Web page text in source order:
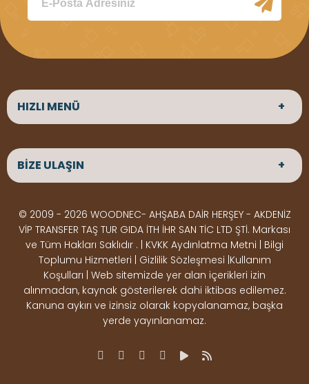
HIZLI MENÜ
ANASAYFA
HAKKIMIZDA
ÜRÜNLER
Çeşitlerimiz
Çeşitlerimiz
Kereste
Çeşitlerimiz
Ahşap
Pergole
Ürünler
Deck Montaj
Ahşap
Dekorasyon
OSB,
BİZE ULAŞIN
BİZE ULAŞIN
Altınkale mah Osmangazi cad. no 355 Döşemealtı
Antalya
ÇALIŞMA SAATLERİ
Hafta içi : Haftaiçi 09:00 - 18:00
Hafta sonu : Cumartesi 10:00 - 15:00
İLETİŞİM
© 2009 - 2026 WOODNEC- AHŞABA DAİR HERŞEY - AKDENİZ
VİP TRANSFER TAŞ TUR GIDA İTH İHR SAN TİC LTD ŞTİ. Markası
ve Tüm Hakları Saklıdır . | KVKK Aydınlatma Metni | Bilgi
Toplumu Hizmetleri | Gizlilik Sözleşmesi |Kullanım
Koşulları | Web sitemizde yer alan içerikleri izin
alınmadan, kaynak gösterilerek dahi iktibas edilemez.
Kanuna aykırı ve izinsiz olarak kopyalanamaz, başka
yerde yayınlanamaz.